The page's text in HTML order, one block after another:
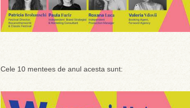
Cele 10 mentees de anul acesta sunt: